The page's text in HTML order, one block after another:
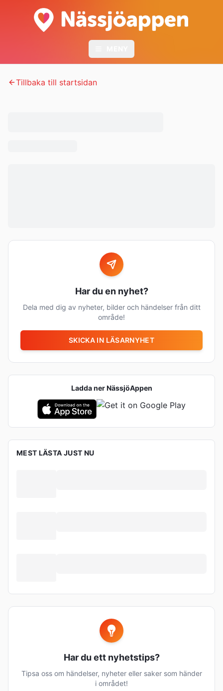
Tillbaka till startsidan
Har du en nyhet?
Dela med dig av nyheter, bilder och händelser från ditt
område!
SKICKA IN LÄSARNYHET
Ladda nerNässjöAppen
MEST LÄSTA JUST NU
Har du ett nyhetstips?
Tipsa oss om händelser, nyheter eller saker som händer
i området!